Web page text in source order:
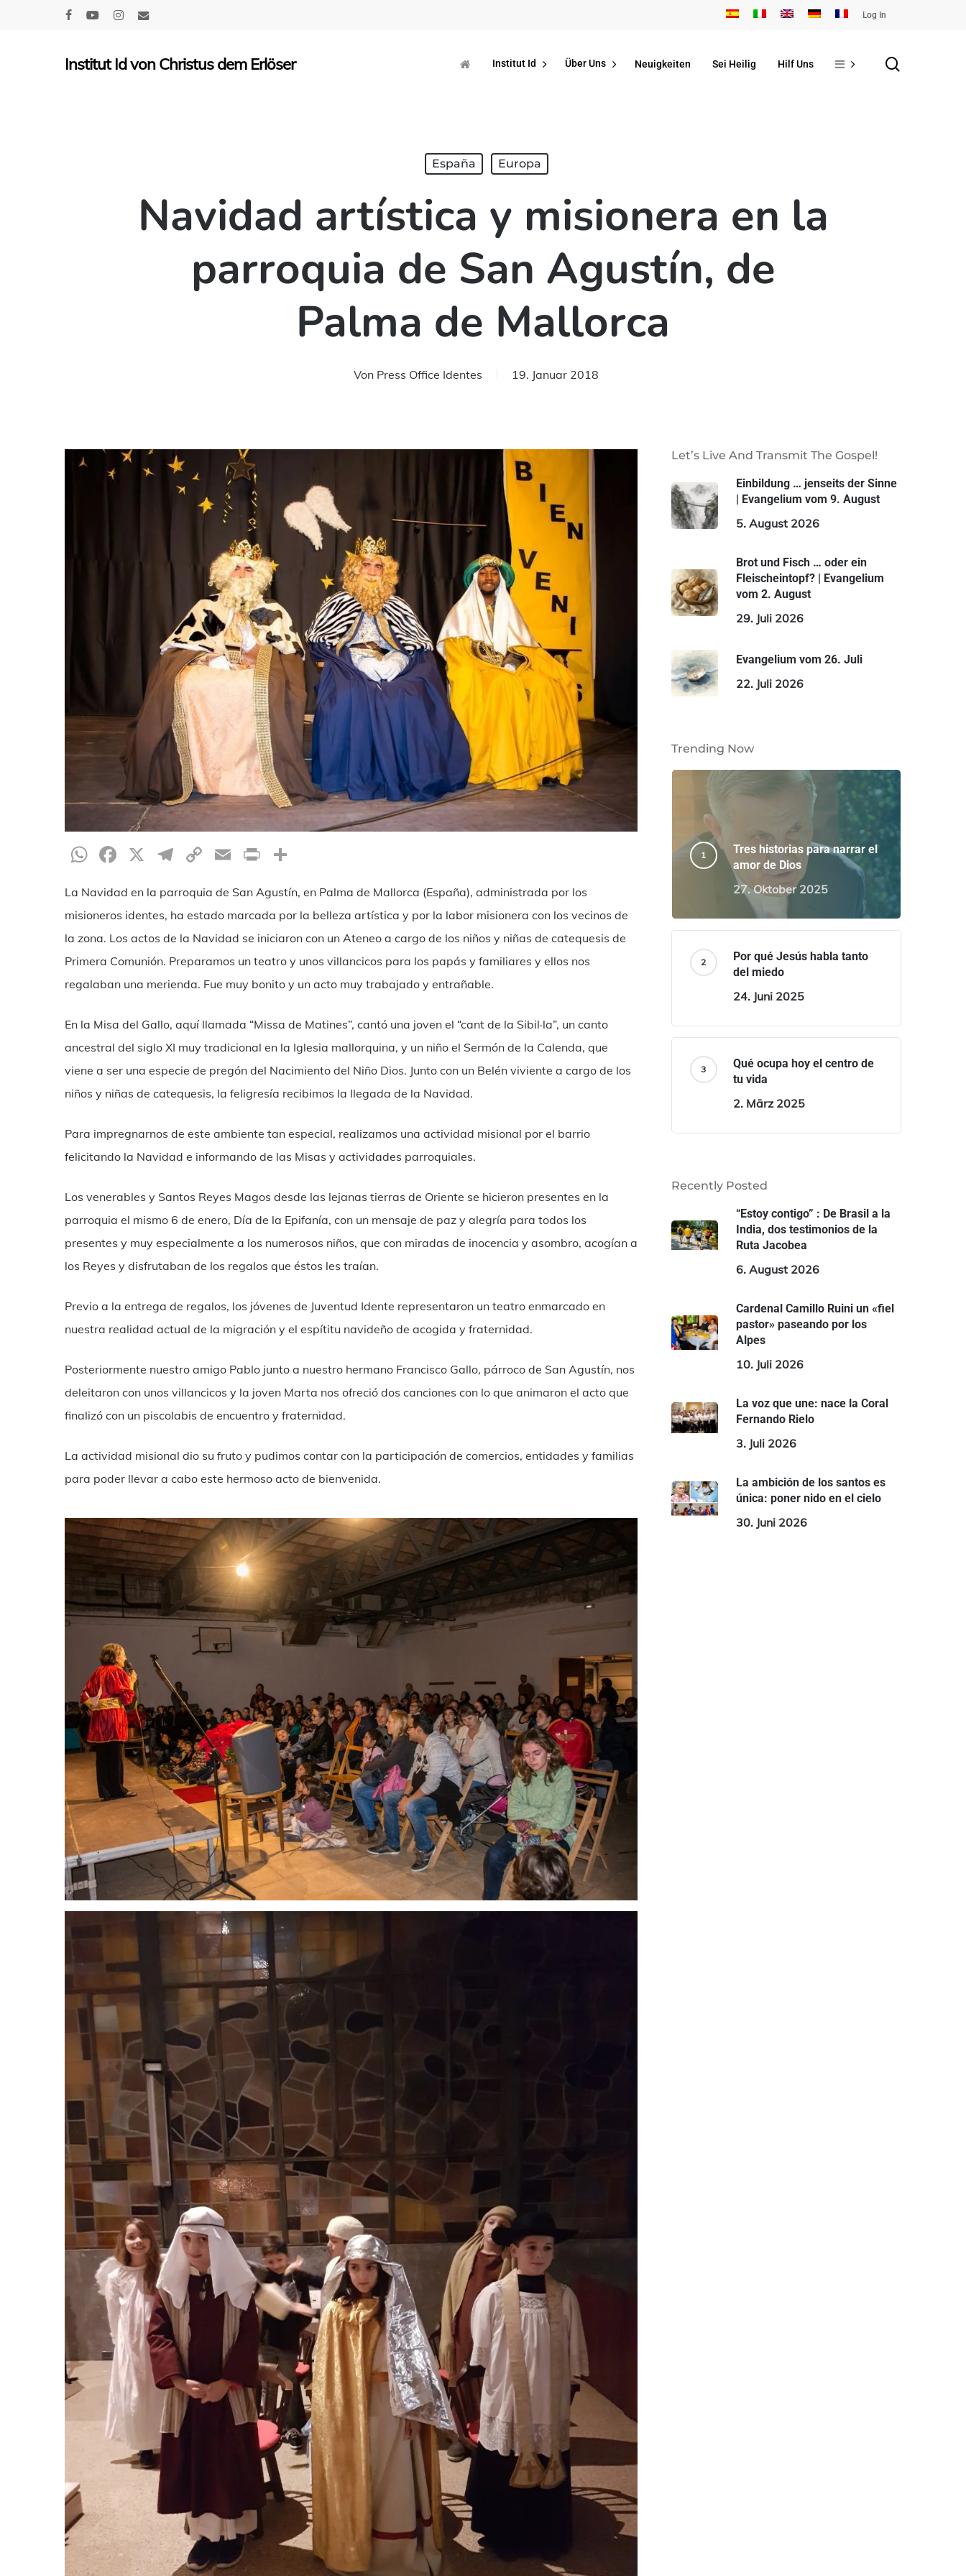
Log In
Hit enter to search or ESC to close
Institut Id von Christus dem Erlöser Institut Id Über Uns Neuigkeiten Sei Heilig Hilf Uns
España Europa
Navidad artística y misionera en la
parroquia de San Agustín, de
Palma de Mallorca
Von Press Office Identes 19. Januar 2018
WhatsApp
Facebook
X Telegram
CopyEmailPrint
La Navidad en la parroquia de San Agustín, en Palma de Mallorca (España), administrada por los
misioneros identes, ha estado marcada por la belleza artística y por la labor misionera con los vecinos de
la zona. Los actos de la Navidad se iniciaron con un Ateneo a cargo de los niños y niñas de catequesis de
Primera Comunión. Preparamos un teatro y unos villancicos para los papás y familiares y ellos nos
regalaban una merienda. Fue muy bonito y un acto muy trabajado y entrañable.
En la Misa del Gallo, aquí llamada “Missa de Matines”, cantó una joven el “cant de la Sibil·la”, un canto
ancestral del siglo XI muy tradicional en la Iglesia mallorquina, y un niño el Sermón de la Calenda, que
viene a ser una especie de pregón del Nacimiento del Niño Dios. Junto con un Belén viviente a cargo de los
niños y niñas de catequesis, la feligresía recibimos la llegada de la Navidad.
Para impregnarnos de este ambiente tan especial, realizamos una actividad misional por el barrio
felicitando la Navidad e informando de las Misas y actividades parroquiales.
Los venerables y Santos Reyes Magos desde las lejanas tierras de Oriente se hicieron presentes en la
parroquia el mismo 6 de enero, Día de la Epifanía, con un mensaje de paz y alegría para todos los
presentes y muy especialmente a los numerosos niños, que con miradas de inocencia y asombro, acogían a
los Reyes y disfrutaban de los regalos que éstos les traían.
Previo a la entrega de regalos, los jóvenes de Juventud Idente representaron un teatro enmarcado en
nuestra realidad actual de la migración y el espítitu navideño de acogida y fraternidad.
Posteriormente nuestro amigo Pablo junto a nuestro hermano Francisco Gallo, párroco de San Agustín, nos
deleitaron con unos villancicos y la joven Marta nos ofreció dos canciones con lo que animaron el acto que
finalizó con un piscolabis de encuentro y fraternidad.
La actividad misional dio su fruto y pudimos contar con la participación de comercios, entidades y familias
para poder llevar a cabo este hermoso acto de bienvenida.
Let’s Live And Transmit The Gospel!
Einbildung … jenseits der Sinne
| Evangelium vom 9. August
5. August 2026
Brot und Fisch … oder ein
Fleischeintopf? | Evangelium
vom 2. August
29. Juli 2026
Evangelium vom 26. Juli
22. Juli 2026
Trending Now
Tres historias para narrar el
amor de Dios
27. Oktober 2025
Por qué Jesús habla tanto
del miedo
24. Juni 2025
Qué ocupa hoy el centro de
tu vida
2. März 2025
Recently Posted
“Estoy contigo” : De Brasil a la
India, dos testimonios de la
Ruta Jacobea
6. August 2026
Cardenal Camillo Ruini un «fiel
pastor» paseando por los
Alpes
10. Juli 2026
La voz que une: nace la Coral
Fernando Rielo
3. Juli 2026
La ambición de los santos es
única: poner nido en el cielo
30. Juni 2026